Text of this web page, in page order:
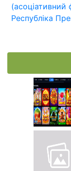
(асоціативний
Республіка